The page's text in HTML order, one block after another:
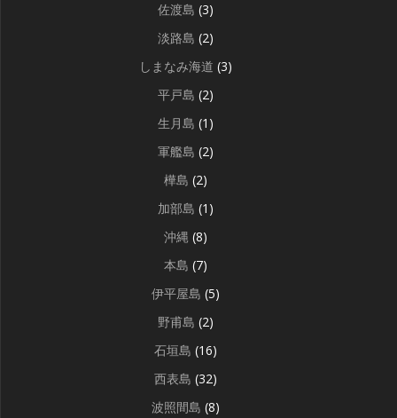
佐渡島 (3)
淡路島 (2)
しまなみ海道 (3)
平戸島 (2)
生月島 (1)
軍艦島 (2)
樺島 (2)
加部島 (1)
沖縄 (8)
本島 (7)
伊平屋島 (5)
野甫島 (2)
石垣島 (16)
西表島 (32)
波照間島 (8)